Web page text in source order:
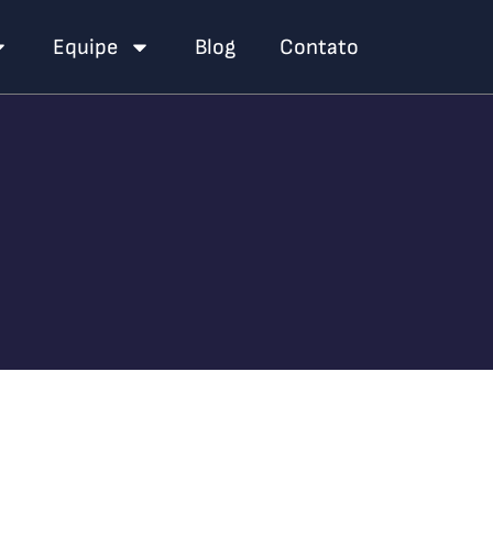
Equipe Blog Contato